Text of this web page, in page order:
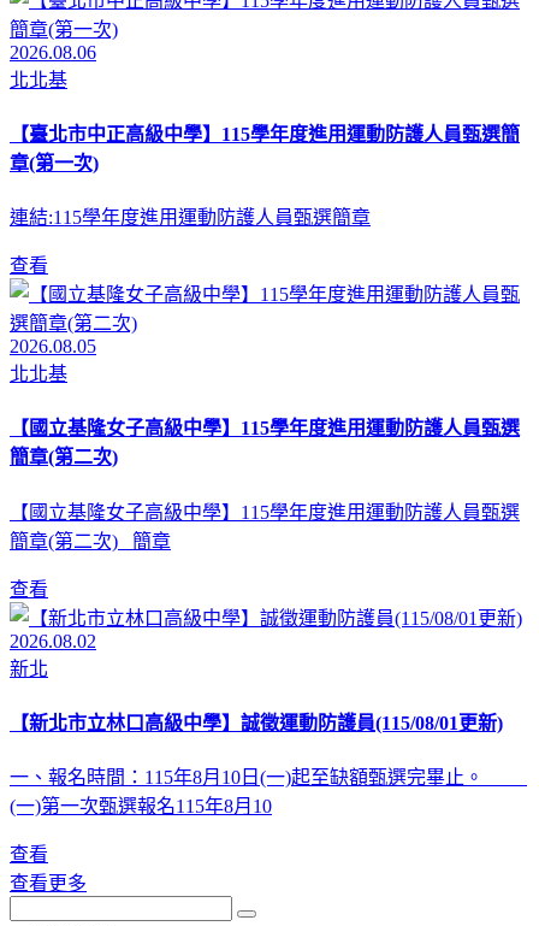
2026.08.06
北北基
【臺北市中正高級中學】115學年度進用運動防護人員甄選簡
章(第一次)
連結:115學年度進用運動防護人員甄選簡章
查看
2026.08.05
北北基
【國立基隆女子高級中學】115學年度進用運動防護人員甄選
簡章(第二次)
【國立基隆女子高級中學】115學年度進用運動防護人員甄選
簡章(第二次) 簡章
查看
2026.08.02
新北
【新北市立林口高級中學】誠徵運動防護員(115/08/01更新)
一、報名時間：115年8月10日(一)起至缺額甄選完畢止。
(一)第一次甄選報名115年8月10
查看
查看更多